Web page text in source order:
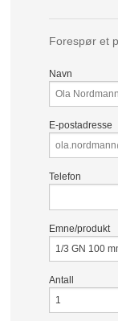
Forespør et
Navn
E-postadresse
Telefon
Emne/produkt
Antall